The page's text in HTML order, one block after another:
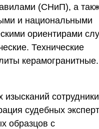
(СНиП), а
и национальными
ориентирами
Технические
керамогранитные.
судебных
образцов с